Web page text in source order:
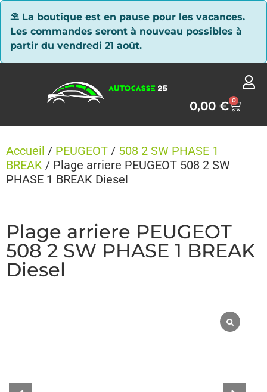
⛱ La boutique est en pause pour les vacances.
Les commandes seront à nouveau possibles à
partir du vendredi 21 août.
0,00€ 0
Accueil / PEUGEOT / 508 2 SW PHASE 1
BREAK / Plage arriere PEUGEOT 508 2 SW
PHASE 1 BREAK Diesel
Plage arriere PEUGEOT
508 2 SW PHASE 1 BREAK
Diesel
Panneau de gestion des cookies